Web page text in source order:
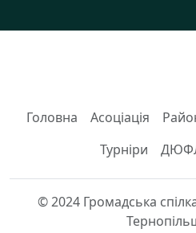
Головна Асоціація
Турніри
© 2024 Громадська